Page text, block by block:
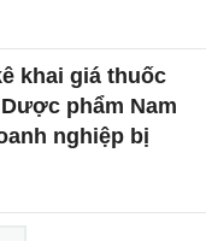
khai giá thuốc
phẩm Nam
nghiệp bị